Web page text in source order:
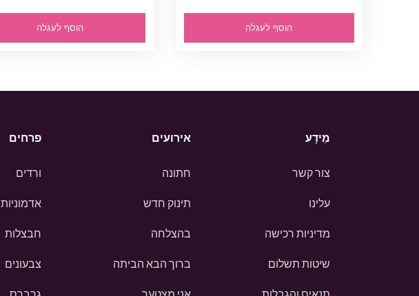
הוסף לעגלה הוסף לעגלה
מֵידָע
צור קשר
עלינו
מדיניות רכישה
שיטות תשלום
אירועים
חתונה
תינוק חדש
בהצלחה
ברוך הבא הביתה
פרחים
ורדים
אדמוניות
חבצלות
צבעונים